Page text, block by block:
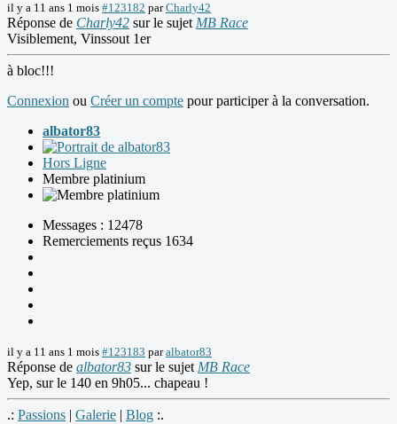
il y a 11 ans 1 mois #123182 parCharly42
Réponse de Charly42 sur le sujet MB Race
Visiblement, Vinssout 1er
à bloc!!!
Connexion ou Créer un compte pour participer à la conversation.
albator83
Hors Ligne
Membre platinium
Messages : 12478
Remerciements reçus 1634
il y a 11 ans 1 mois #123183 paralbator83
Réponse de albator83 sur le sujet MB Race
Yep, sur le 140 en 9h05... chapeau !
.: Passions | Galerie | Blog :.